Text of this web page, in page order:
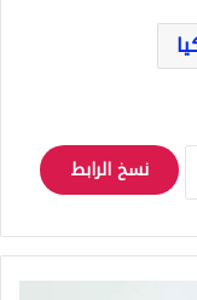
نسخ الرابط